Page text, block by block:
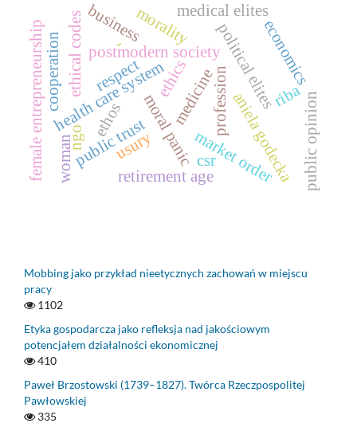
-
postmodern society
morality
medicine
moral panic
health care system
ethos
political elites
medical elites
profession
public trust
ethical codes ethics
market order
csr aniela godecka
female entrepreneurship retirement age
woman
riba
usury
economics
business
ngo
cooperation
public opinion
respect
Mobbing jako przykład nieetycznych zachowań w miejscu
pracy
1102
Etyka gospodarcza jako refleksja nad jakościowym
potencjałem działalności ekonomicznej
410
Paweł Brzostowski (1739–1827). Twórca Rzeczpospolitej
Pawłowskiej
335